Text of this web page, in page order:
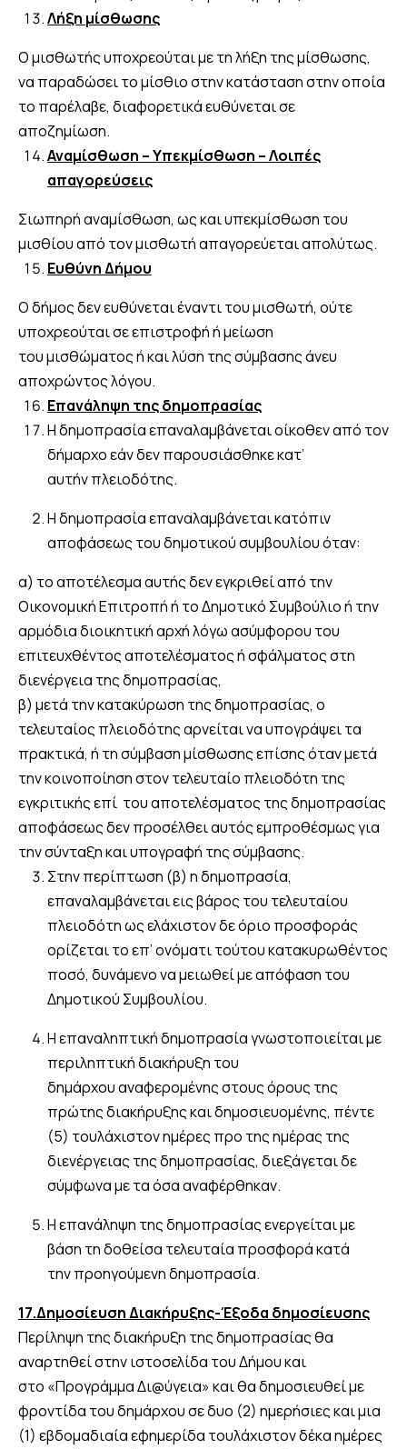
Λήξη μίσθωσης
Ο μισθωτής υποχρεούται με τη λήξη της μίσθωσης,
να παραδώσει το μίσθιο στην κατάσταση στην οποία
το παρέλαβε, διαφορετικά ευθύνεται σε
αποζημίωση.
Αναμίσθωση – Υπεκμίσθωση – Λοιπές
απαγορεύσεις
Σιωπηρή αναμίσθωση, ως και υπεκμίσθωση του
μισθίου από τον μισθωτή απαγορεύεται απολύτως.
Ευθύνη Δήμου
Ο δήμος δεν ευθύνεται έναντι του μισθωτή, ούτε
υποχρεούται σε επιστροφή ή μείωση
του μισθώματος ή και λύση της σύμβασης άνευ
αποχρώντος λόγου.
Επανάληψη της δημοπρασίας
Η δημοπρασία επαναλαμβάνεται οίκοθεν από τον
δήμαρχο εάν δεν παρουσιάσθηκε κατ’
αυτήν πλειοδότης.
Η δημοπρασία επαναλαμβάνεται κατόπιν
αποφάσεως του δημοτικού συμβουλίου όταν:
α) το αποτέλεσμα αυτής δεν εγκριθεί από την
Οικονομική Επιτροπή ή το Δημοτικό Συμβούλιο ή την
αρμόδια διοικητική αρχή λόγω ασύμφορου του
επιτευχθέντος αποτελέσματος ή σφάλματος στη
διενέργεια της δημοπρασίας,
β) μετά την κατακύρωση της δημοπρασίας, ο
τελευταίος πλειοδότης αρνείται να υπογράψει τα
πρακτικά, ή τη σύμβαση μίσθωσης επίσης όταν μετά
την κοινοποίηση στον τελευταίο πλειοδότη της
εγκριτικής επί του αποτελέσματος της δημοπρασίας
αποφάσεως δεν προσέλθει αυτός εμπροθέσμως για
την σύνταξη και υπογραφή της σύμβασης.
Στην περίπτωση (β) η δημοπρασία,
επαναλαμβάνεται εις βάρος του τελευταίου
πλειοδότη ως ελάχιστον δε όριο προσφοράς
ορίζεται το επ’ ονόματι τούτου κατακυρωθέντος
ποσό, δυνάμενο να μειωθεί με απόφαση του
Δημοτικού Συμβουλίου.
Η επαναληπτική δημοπρασία γνωστοποιείται με
περιληπτική διακήρυξη του
δημάρχου αναφερομένης στους όρους της
πρώτης διακήρυξης και δημοσιευομένης, πέντε
(5) τουλάχιστον ημέρες προ της ημέρας της
διενέργειας της δημοπρασίας, διεξάγεται δε
σύμφωνα με τα όσα αναφέρθηκαν.
Η επανάληψη της δημοπρασίας ενεργείται με
βάση τη δοθείσα τελευταία προσφορά κατά
την προηγούμενη δημοπρασία.
17.Δημοσίευση Διακήρυξης-Έξοδα δημοσίευσης
Περίληψη της διακήρυξη της δημοπρασίας θα
αναρτηθεί στην ιστοσελίδα του Δήμου και
στο «Προγράμμα Δι@ύγεια» και θα δημοσιευθεί με
φροντίδα του δημάρχου σε δυο (2) ημερήσιες και μια
(1) εβδομαδιαία εφημερίδα τουλάχιστον δέκα ημέρες